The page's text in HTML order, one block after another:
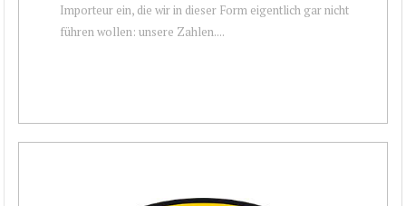
Importeur ein, die wir in dieser Form eigentlich gar nicht
führen wollen: unsere Zahlen....